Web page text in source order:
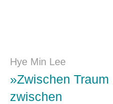
Hye Min Lee
»Zwischen
zwischen